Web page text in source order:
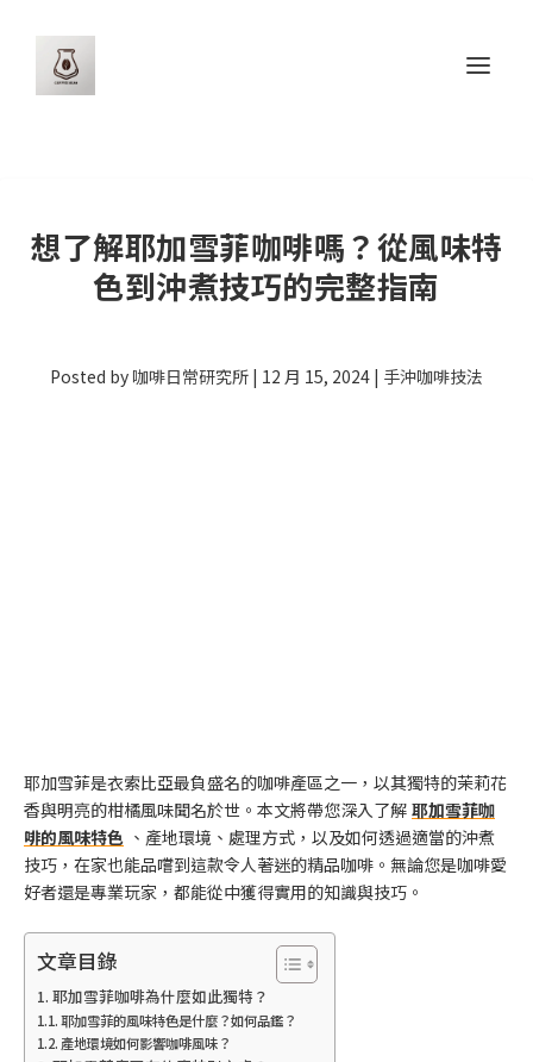
想了解耶加雪菲咖啡嗎？從風味特
色到沖煮技巧的完整指南
Posted by 咖啡日常研究所 | 12 月 15, 2024 | 手沖咖啡技法
耶加雪菲是衣索比亞最負盛名的咖啡產區之一，以其獨特的茉莉花
香與明亮的柑橘風味聞名於世。本文將帶您深入了解 耶加雪菲咖
啡的風味特色 、產地環境、處理方式，以及如何透過適當的沖煮
技巧，在家也能品嚐到這款令人著迷的精品咖啡。無論您是咖啡愛
好者還是專業玩家，都能從中獲得實用的知識與技巧。
文章目錄
耶加雪菲咖啡為什麼如此獨特？
耶加雪菲的風味特色是什麼？如何品鑑？
產地環境如何影響咖啡風味？